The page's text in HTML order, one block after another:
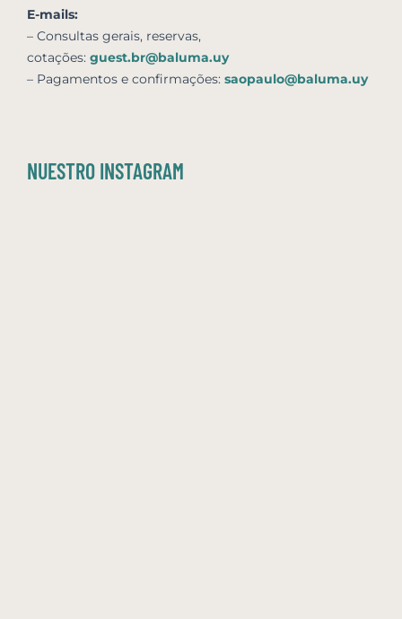
E-mails:
– Consultas gerais, reservas,
cotações: guest.br@baluma.uy
– Pagamentos e confirmações: saopaulo@baluma.uy
NUESTRO INSTAGRAM